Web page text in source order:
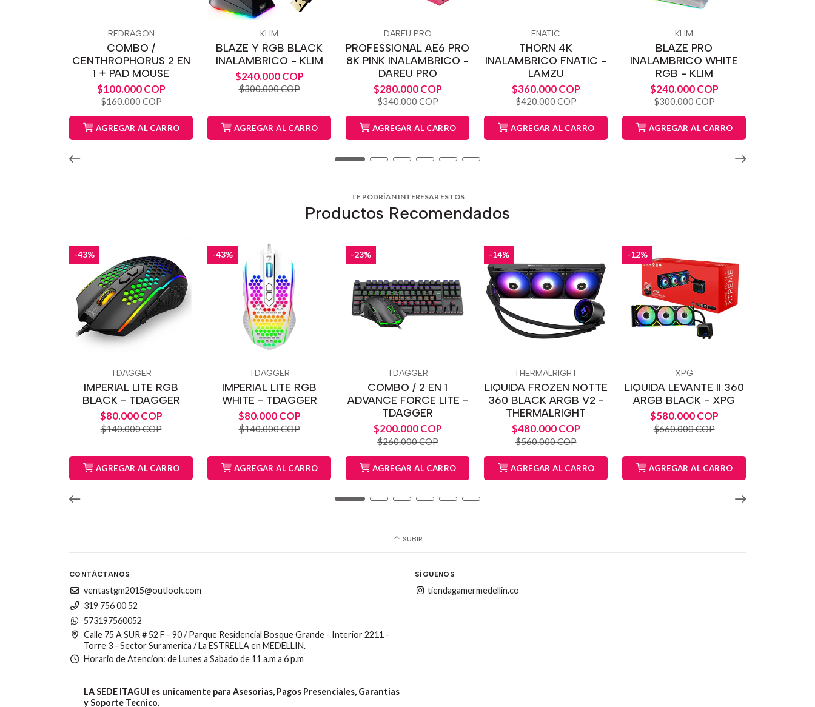
REDRAGON
COMBO /
CENTHROPHORUS 2 EN
1 + PAD MOUSE
$100.000 COP
$160.000 COP
AGREGAR AL CARRO
KLIM
BLAZE Y RGB BLACK
INALAMBRICO - KLIM
$240.000 COP
$300.000 COP
AGREGAR AL CARRO
DAREU PRO
PROFESSIONAL AE6 PRO
8K PINK INALAMBRICO -
DAREU PRO
$280.000 COP
$340.000 COP
AGREGAR AL CARRO
FNATIC
THORN 4K
INALAMBRICO FNATIC -
LAMZU
$360.000 COP
$420.000 COP
AGREGAR AL CARRO
KLIM
BLAZE PRO
INALAMBRICO WHITE
RGB - KLIM
$240.000 COP
$300.000 COP
AGREGAR AL CARRO
TE PODRÍAN INTERESAR ESTOS
Productos Recomendados
-43%
TDAGGER
IMPERIAL LITE RGB
BLACK - TDAGGER
$80.000 COP
$140.000 COP
AGREGAR AL CARRO
-43%
TDAGGER
IMPERIAL LITE RGB
WHITE - TDAGGER
$80.000 COP
$140.000 COP
AGREGAR AL CARRO
-23%
TDAGGER
COMBO / 2 EN 1
ADVANCE FORCE LITE -
TDAGGER
$200.000 COP
$260.000 COP
AGREGAR AL CARRO
-14%
THERMALRIGHT
LIQUIDA FROZEN NOTTE
360 BLACK ARGB V2 -
THERMALRIGHT
$480.000 COP
$560.000 COP
AGREGAR AL CARRO
-12%
XPG
LIQUIDA LEVANTE II 360
ARGB BLACK - XPG
$580.000 COP
$660.000 COP
AGREGAR AL CARRO
SUBIR
CONTÁCTANOS
ventastgm2015@outlook.com
319 756 00 52
573197560052
Calle 75 A SUR # 52 F - 90 / Parque Residencial Bosque Grande - Interior 2211 -
Torre 3 - Sector Suramerica / La ESTRELLA en MEDELLIN.
Horario de Atencion: de Lunes a Sabado de 11 a.m a 6 p.m
LA SEDE ITAGUI es unicamente para Asesorias, Pagos Presenciales, Garantias
y Soporte Tecnico.
SÍGUENOS
tiendagamermedellin.co